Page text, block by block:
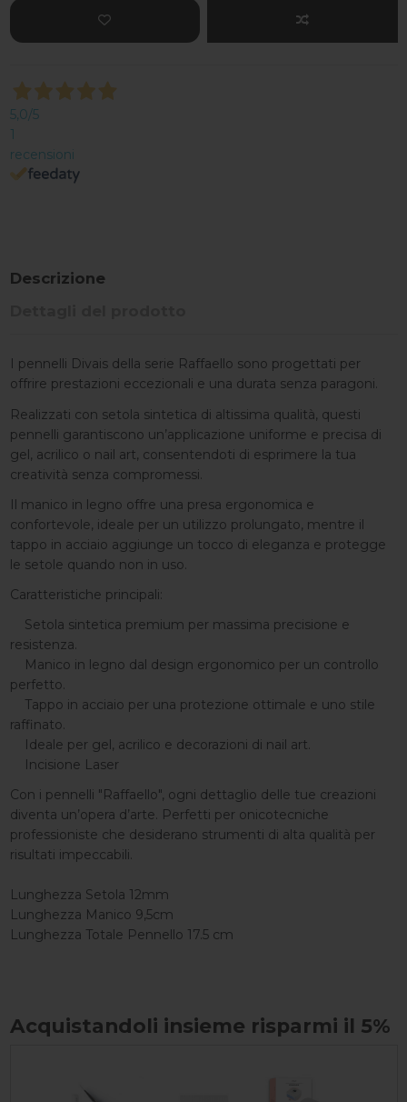
5,0/5
1
recensioni
Descrizione
I pennelli Divais della serie Raffaello sono progettati per
offrire prestazioni eccezionali e una durata senza paragoni.
Realizzati con setola sintetica di altissima qualità, questi
pennelli garantiscono un’applicazione uniforme e precisa di
gel, acrilico o nail art, consentendoti di esprimere la tua
creatività senza compromessi.
Il manico in legno offre una presa ergonomica e
confortevole, ideale per un utilizzo prolungato, mentre il
tappo in acciaio aggiunge un tocco di eleganza e protegge
le setole quando non in uso.
Caratteristiche principali:
Setola sintetica premium per massima precisione e
resistenza.
Manico in legno dal design ergonomico per un controllo
perfetto.
Tappo in acciaio per una protezione ottimale e uno stile
raffinato.
Ideale per gel, acrilico e decorazioni di nail art.
Incisione Laser
Con i pennelli "Raffaello", ogni dettaglio delle tue creazioni
diventa un’opera d’arte. Perfetti per onicotecniche
professioniste che desiderano strumenti di alta qualità per
risultati impeccabili.
Lunghezza Setola 12mm
Lunghezza Manico 9,5cm
Lunghezza Totale Pennello 17.5 cm
Acquistandoli insieme risparmi il 5%